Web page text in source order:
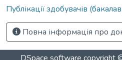
Публікації здобувачів
Повна інформація про